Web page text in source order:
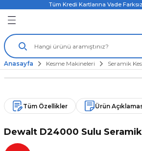
Tüm Kredi Kartlarına Vade Farksız
Anasayfa Kesme Makineleri Seramik
Tüm Özellikler Ürün
Dewalt D24000 Sulu